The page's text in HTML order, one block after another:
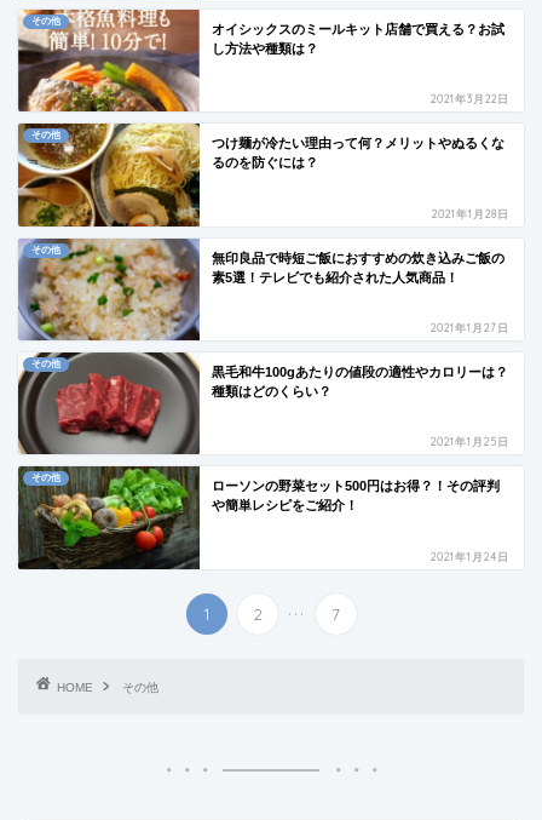
その他
オイシックスのミールキット店舗で買える？お試
し方法や種類は？
2021年3月22日
その他
つけ麺が冷たい理由って何？メリットやぬるくな
るのを防ぐには？
2021年1月28日
その他
無印良品で時短ご飯におすすめの炊き込みご飯の
素5選！テレビでも紹介された人気商品！
2021年1月27日
その他
黒毛和牛100gあたりの値段の適性やカロリーは？
種類はどのくらい？
2021年1月25日
その他
ローソンの野菜セット500円はお得？！その評判
や簡単レシピをご紹介！
2021年1月24日
1 2 ... 7
HOME その他